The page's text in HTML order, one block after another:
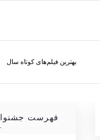
بهترین فیلم‌های کوتاه سال
فهرست